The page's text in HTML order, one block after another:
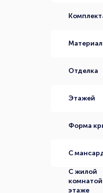
Материал
Отделка
Этажей
Форма
С
С жилой
комнатой
этаже